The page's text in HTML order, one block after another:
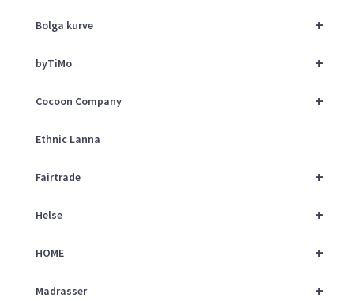
+
Bolga kurve
+
byTiMo
+
Cocoon Company
Ethnic Lanna
+
Fairtrade
+
Helse
+
HOME
+
Madrasser